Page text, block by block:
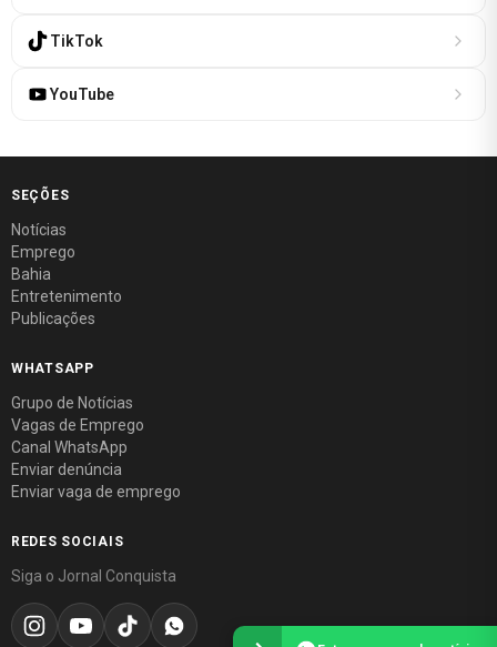
TikTok
YouTube
SEÇÕES
Notícias
Emprego
Bahia
Entretenimento
Publicações
WHATSAPP
Grupo de Notícias
Vagas de Emprego
Canal WhatsApp
Enviar denúncia
Enviar vaga de emprego
REDES SOCIAIS
Siga o Jornal Conquista